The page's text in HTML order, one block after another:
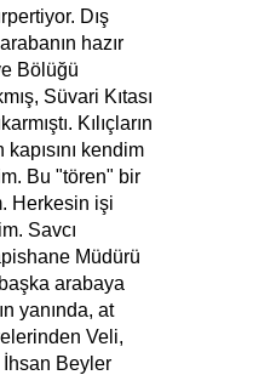
Dış
hazır
Bölüğü
Süvari Kıtası
Kılıçların
kapısını kendim
Bu "tören" bir
Herkesin işi
Savcı
Müdürü
arabaya
yanında, at
Veli,
İhsan Beyler